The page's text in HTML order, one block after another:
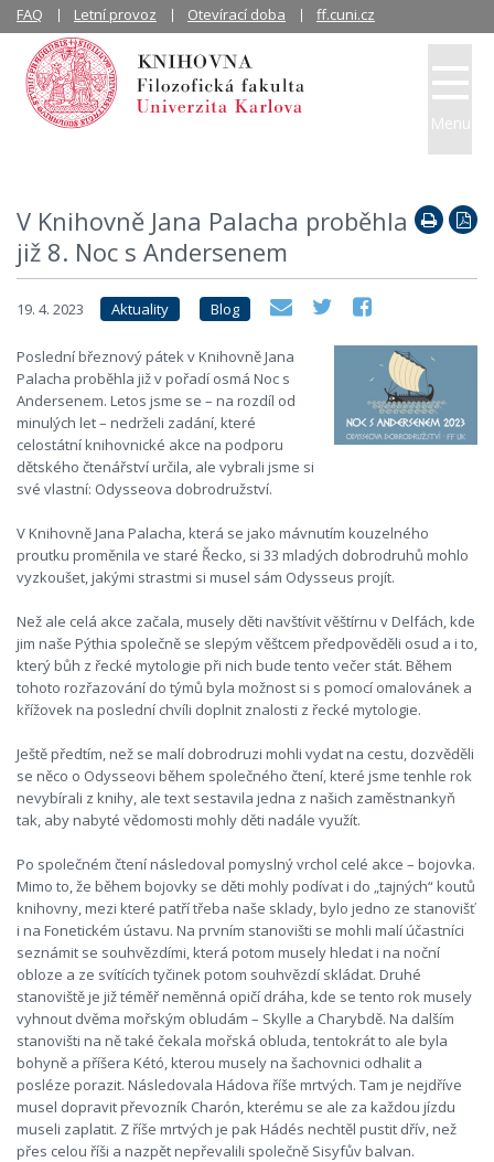
V Knihovně Jana Palacha proběhla
již 8. Noc s Andersenem
19. 4. 2023 Aktuality Blog
Poslední březnový pátek v Knihovně Jana
Palacha proběhla již v pořadí osmá Noc s
Andersenem. Letos jsme se – na rozdíl od
minulých let – nedrželi zadání, které
celostátní knihovnické akce na podporu
dětského čtenářství určila, ale vybrali jsme si
své vlastní: Odysseova dobrodružství.
V Knihovně Jana Palacha, která se jako mávnutím kouzelného
proutku proměnila ve staré Řecko, si 33 mladých dobrodruhů mohlo
vyzkoušet, jakými strastmi si musel sám Odysseus projít.
Než ale celá akce začala, musely děti navštívit věštírnu v Delfách, kde
jim naše Pýthia společně se slepým věštcem předpověděli osud a i to,
který bůh z řecké mytologie při nich bude tento večer stát. Během
tohoto rozřazování do týmů byla možnost si s pomocí omalovánek a
křížovek na poslední chvíli doplnit znalosti z řecké mytologie.
Ještě předtím, než se malí dobrodruzi mohli vydat na cestu, dozvěděli
se něco o Odysseovi během společného čtení, které jsme tenhle rok
nevybírali z knihy, ale text sestavila jedna z našich zaměstnankyň
tak, aby nabyté vědomosti mohly děti nadále využít.
Po společném čtení následoval pomyslný vrchol celé akce – bojovka.
Mimo to, že během bojovky se děti mohly podívat i do „tajných“ koutů
knihovny, mezi které patří třeba naše sklady, bylo jedno ze stanovišť
i na Fonetickém ústavu. Na prvním stanovišti se mohli malí účastníci
seznámit se souhvězdími, která potom musely hledat i na noční
obloze a ze svítících tyčinek potom souhvězdí skládat. Druhé
stanoviště je již téměř neměnná opičí dráha, kde se tento rok musely
vyhnout dvěma mořským obludám – Skylle a Charybdě. Na dalším
stanovišti na ně také čekala mořská obluda, tentokrát to ale byla
bohyně a příšera Kétó, kterou musely na šachovnici odhalit a
posléze porazit. Následovala Hádova říše mrtvých. Tam je nejdříve
musel dopravit převozník Charón, kterému se ale za každou jízdu
museli zaplatit. Z říše mrtvých je pak Hádés nechtěl pustit dřív, než
přes celou říši a nazpět nepřevalili společně Sisyfův balvan.
Menu
FAQ Letní provoz Otevírací doba ff.cuni.cz